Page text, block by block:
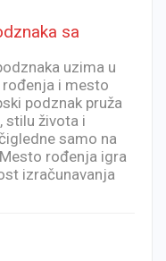
sa
uzima u
i mesto
podznak pruža
stilu života i
samo na
rođenja igra
izračunavanja